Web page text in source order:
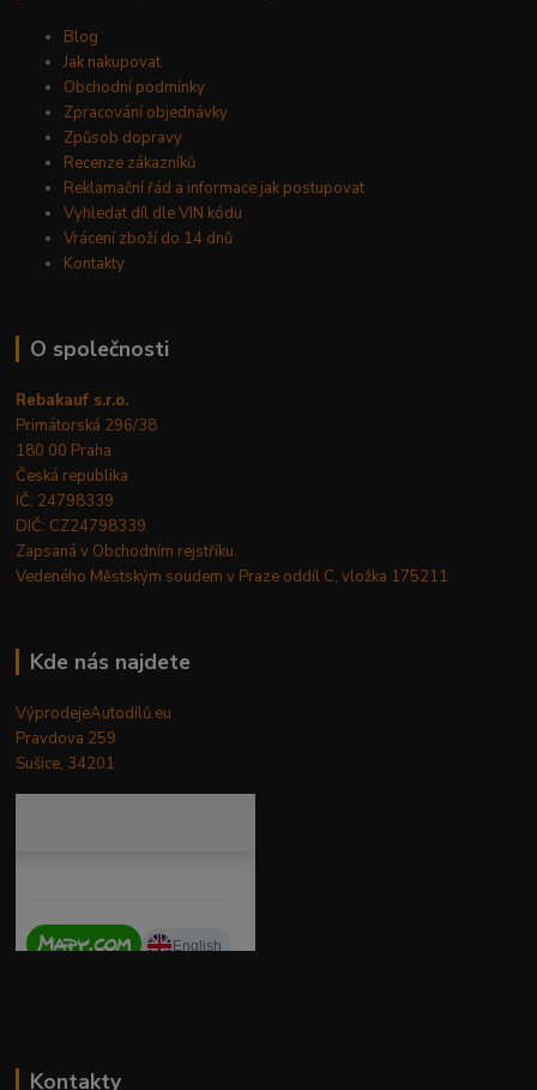
Blog
Jak nakupovat
Obchodní podmínky
Zpracování objednávky
Způsob dopravy
Recenze zákazníků
Reklamační řád a informace jak postupovat
Vyhledat díl dle VIN kódu
Vrácení zboží do 14 dnů
Kontakty
O společnosti
Rebakauf s.r.o.
Primátorská 296/38
180 00 Praha
Česká republika
IČ: 24798339
DIČ: CZ24798339
Zapsaná v Obchodním rejstříku.
Vedeného Městským soudem v Praze oddíl C, vložka 175211
Kde nás najdete
VýprodejeAutodílů.eu
Pravdova 259
Sušice, 34201
Kontakty